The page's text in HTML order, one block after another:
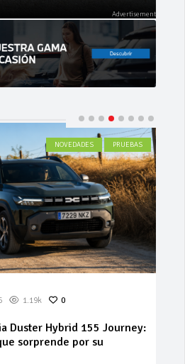
NOVEDADES PRUEBAS
1.19k 0
Duster Hybrid 155 Journey:
sorprende por su